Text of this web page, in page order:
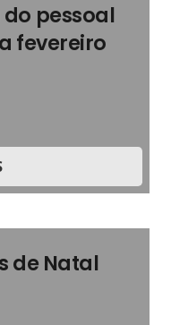
pessoal
fevereiro
de Natal